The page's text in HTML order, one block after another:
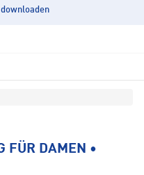
downloaden
FÜR DAMEN •